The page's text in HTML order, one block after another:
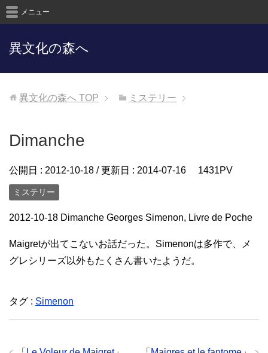
異文化の森へ
メニュー
異文化の森へ TOP ミステリー
Dimanche
公開日 : 2012-10-18 / 更新日 : 2014-07-16 1431PV
ミステリー
2012-10-18 Dimanche Georges Simenon, Livre de Poche
Maigretが出てこないお話だった。Simenonは多作で、メ
グレシリーズ以外もたくさん書いたようだ。
タグ : Simenon